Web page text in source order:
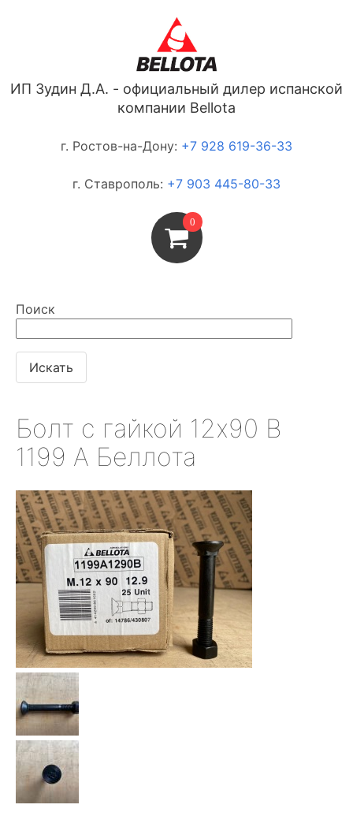
ИП Зудин Д.А. - официальный дилер испанской
компании Bellota
г. Ростов-на-Дону: +7 928 619-36-33
г. Ставрополь: +7 903 445-80-33
0
Поиск
Болт с гайкой 12х90 В
1199 А Беллота